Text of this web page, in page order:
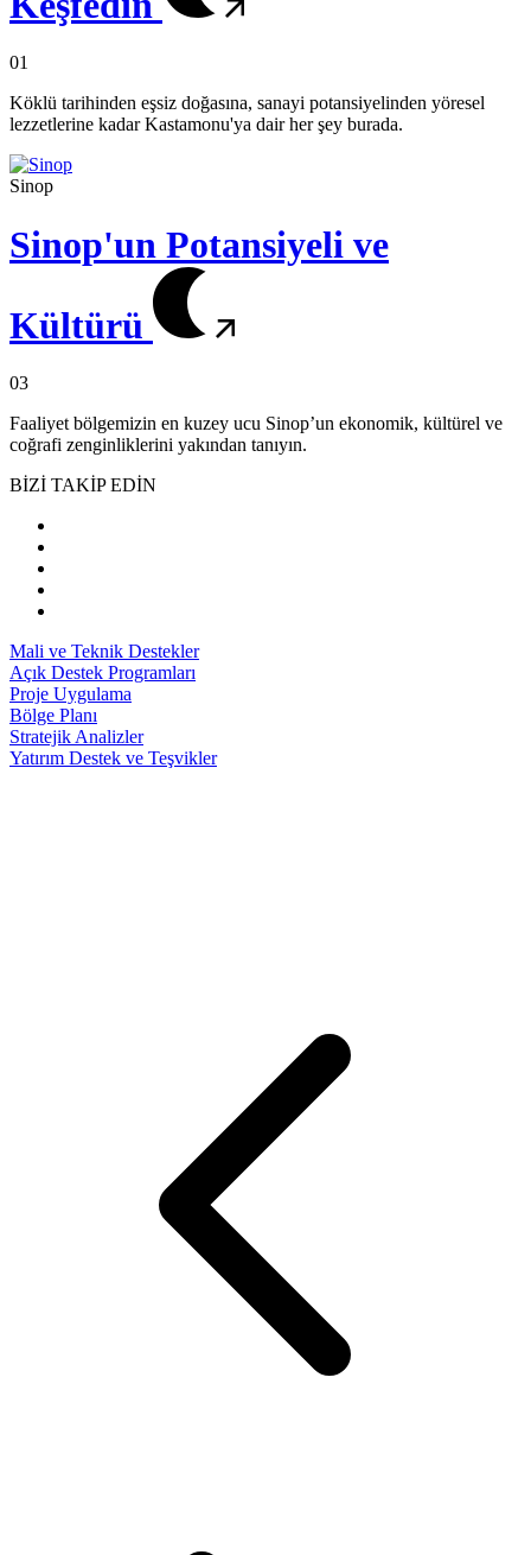
01
Köklü tarihinden eşsiz doğasına, sanayi potansiyelinden yöresel
lezzetlerine kadar Kastamonu'ya dair her şey burada.
Sinop
Sinop'un Potansiyeli ve
Kültürü
03
Faaliyet bölgemizin en kuzey ucu Sinop’un ekonomik, kültürel ve
coğrafi zenginliklerini yakından tanıyın.
BİZİ TAKİP EDİN
Mali ve Teknik Destekler
Açık Destek Programları
Proje Uygulama
Bölge Planı
Stratejik Analizler
Yatırım Destek ve Teşvikler